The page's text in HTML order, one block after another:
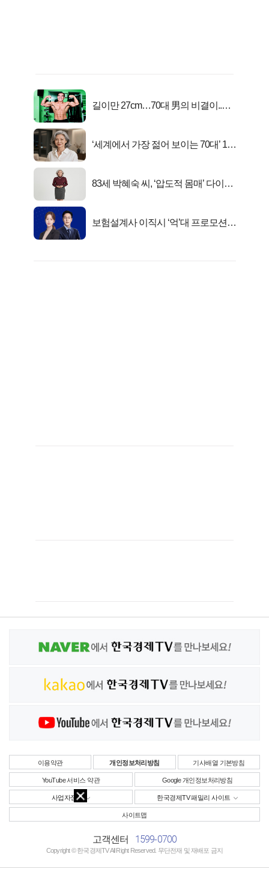
길이만 27cm…70대 男의 비결이..충
‘세계에서 가장 젊어 보이는 70대’ 1위
83세 박혜숙 씨, ‘압도적 몸매’ 다이어
보험설계사 이직시 ‘억’대 프로모션!
이용약관 개인정보처리방침 기사배열 기본방침
YouTube 서비스 약관 Google 개인정보처리방침
사업자정보 한국경제TV 패밀리 사이트
사이트맵
고객센터 1599-0700
Copyright © 한국경제TV All Right Reserved. 무단전재 및 재배포 금지